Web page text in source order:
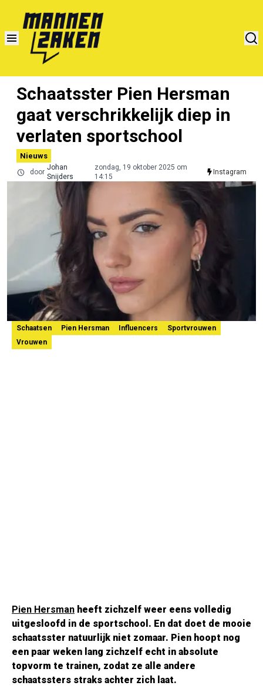
Schaatsster Pien Hersman
gaat verschrikkelijk diep in
verlaten sportschool
Nieuws
door
Johan
Snijders
zondag, 19 oktober 2025 om
14:15
Instagram
Schaatsen Pien Hersman Influencers
Sportvrouwen
Vrouwen
Pien Hersman heeft zichzelf weer eens volledig
uitgesloofd in de sportschool. En dat doet de mooie
schaatsster natuurlijk niet zomaar. Pien hoopt nog
een paar weken lang zichzelf echt in absolute
topvorm te trainen, zodat ze alle andere
schaatssters straks achter zich laat.